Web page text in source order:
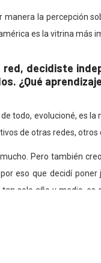
la percepción
es la vitrina más
red, decidiste
¿Qué
todo, evolucioné, es
de otras redes, otros
Pero también
eso que decidí
solo año y medio, es